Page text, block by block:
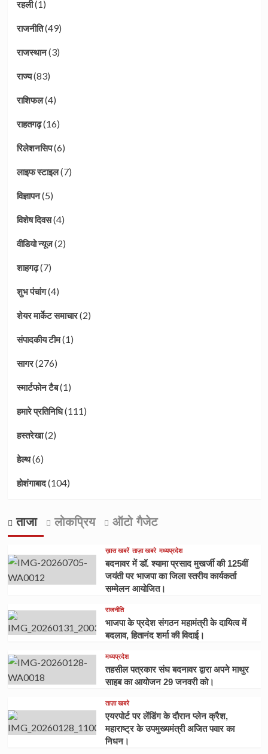
रहली(1)
राजनीति(49)
राजस्थान(3)
राज्य(83)
राशिफल(4)
राहतगढ़(16)
रिलेशनसिप(6)
लाइफ स्टाइल(7)
विज्ञापन(5)
विशेष दिवस(4)
वीडियो न्यूज(2)
शाहगढ़(7)
शुभ पंचांग(4)
शेयर मार्केट समाचार(2)
संपादकीय टीम(1)
सागर(276)
स्मार्टफोन टैब(1)
हमारे प्रतिनिधि(111)
हस्तरेखा(2)
हेल्थ(6)
होशंगाबाद(104)
ताजा लोकप्रिय ऑटो गैजेट
ख़ास खबरें ताज़ा खबरे मध्यप्रदेश
बदनावर में डॉ. श्यामा प्रसाद मुखर्जी की 125वीं
जयंती पर भाजपा का जिला स्तरीय कार्यकर्ता
सम्मेलन आयोजित।
राजनीति
भाजपा के प्रदेश संगठन महामंत्री के दायित्व में
बदलाव, हितानंद शर्मा की विदाई।
मध्यप्रदेश
तहसील पत्रकार संघ बदनावर द्वारा अपने माथुर
साहब का आयोजन 29 जनवरी को।
ताज़ा खबरे
एयरपोर्ट पर लेंडिंग के दौरान प्लेन क्रैश,
महाराष्ट्र के उपमुख्यमंत्री अजित पवार का
निधन।